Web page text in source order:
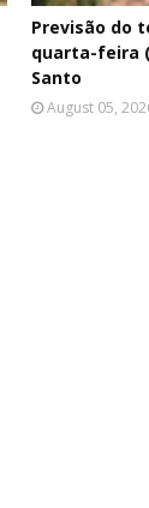
Previsão do
quarta-feira
Santo
August 05,